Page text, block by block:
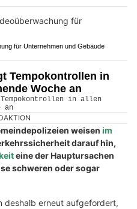
für Unternehmen und Gebäude
Tempokontrollen in
Woche an
weisen im
darauf hin,
eine der Hauptursachen
schweren oder sogar
deshalb erneut aufgefordert,